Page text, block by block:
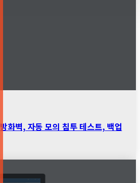
화벽, 자동 모의 침투 테스트, 백업